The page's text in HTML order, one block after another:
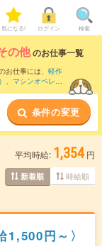
気になる! ログイン 検索
の他のお仕事一覧
仕事には、 軽作
、 マシンオペレー
条件の変更
平均時給: 1,354 円
新着順 時給順
1,500円～〉